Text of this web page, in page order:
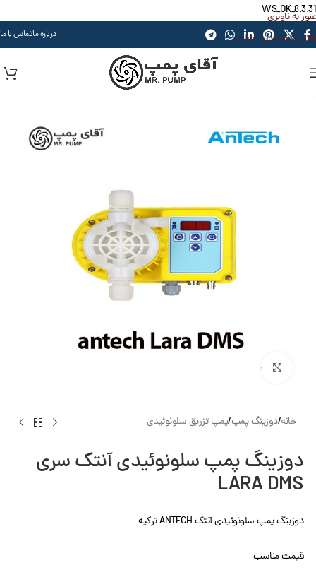
WS_OK_8.3.31
عبور به ناوبری
رفتن به محتوای اصلی
درباره ماتماس با ما
بزرگنمایی تصویر
خانه/دوزینگ پمپ/پمپ تزریق سلونوئیدی
دوزینگ پمپ سلونوئیدی آنتک سری
LARA DMS
دوزینگ پمپ سلونوئیدی آنتک ANTECH ترکیه
قیمت مناسب